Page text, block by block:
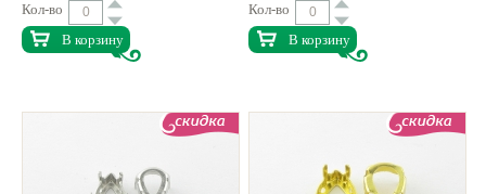
Кол-во
В корзину
Кол-во
В корзину